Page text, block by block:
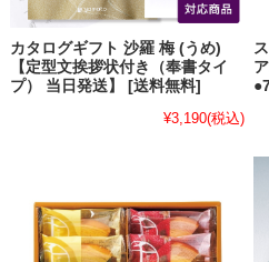
カタログギフト 沙羅 梅 (うめ)
【定型文挨拶状付き（奉書タイ
プ） 当日発送】 [送料無料]
¥3,190(税込)